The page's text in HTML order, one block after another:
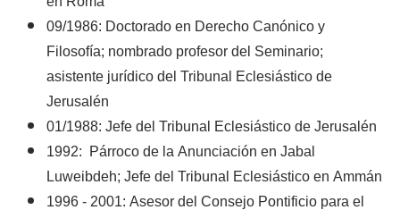
09/1986: Doctorado en Derecho Canónico y
Filosofía; nombrado profesor del Seminario;
asistente jurídico del Tribunal Eclesiástico de
Jerusalén
01/1988: Jefe del Tribunal Eclesiástico de Jerusalén
1992: Párroco de la Anunciación en Jabal
Luweibdeh; Jefe del Tribunal Eclesiástico en Ammán
1996 - 2001: Asesor del Consejo Pontificio para el